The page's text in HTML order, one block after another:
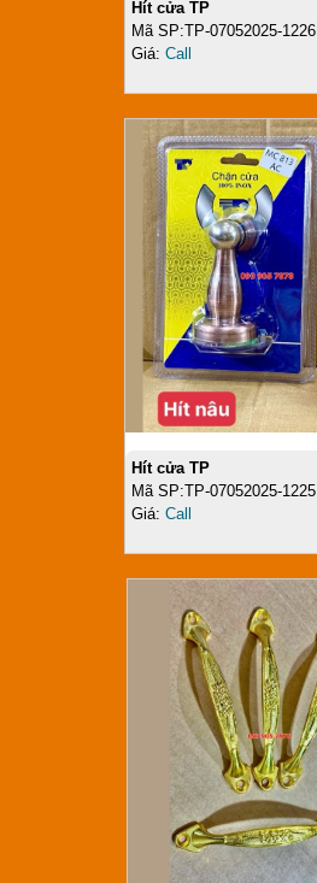
Hít cửa TP
Mã SP:TP-07052025-1226
Giá: Call
Hít cửa TP
Mã SP:TP-07052025-1225
Giá: Call